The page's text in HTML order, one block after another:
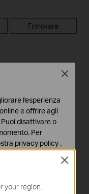
Firmware
your region.
Close
l'esperienza
e offrire agli
disattivare o
Per
privacy policy .
essere disattivati
Close